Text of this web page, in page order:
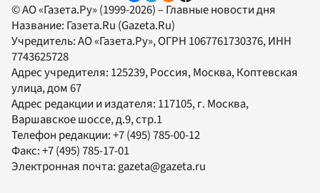
© АО «Газета.Ру» (1999-2026) – Главные новости дня
Название: Газета.Ru (Gazeta.Ru)
Учредитель:АО «Газета.Ру», ОГРН 1067761730376, ИНН
7743625728
Адрес учредителя: 125239, Россия, Москва, Коптевская
улица, дом 67
Адрес редакции и издателя: 117105, г. Москва,
Варшавское шоссе, д.9, стр.1
Телефон редакции:+7 (495) 785-00-12
Факс:+7 (495) 785-17-01
Электронная почта:gazeta@gazeta.ru